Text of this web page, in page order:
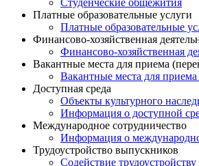
Платные образовательные услуги
Платные образовательные
Финансово-хозяйственная
Финансово-хозяйственная
Вакантные места для приема
Вакантные места для приема
Доступная среда
Объекты культурного
Информация о доступной
Международное сотрудничество
Информация о
Трудоустройство выпускников
Содействие